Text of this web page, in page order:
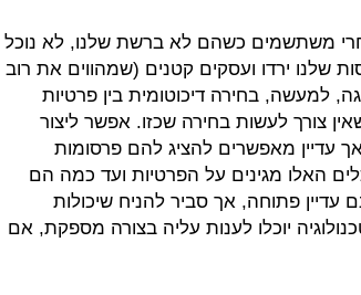
משתשמים כשהם לא ברשת שלנו, לא נוכל
שלנו ירדו ועסקים קטנים (שמהווים את רוב
למעשה, בחירה דיכוטומית בין פרטיות
צורך לעשות בחירה שכזו. אפשר ליצור
עדיין מאפשרים להציג להם פרסומות
האלו מגינים על הפרטיות ועד כמה הם
עדיין פתוחה, אך סביר להניח שיכולות
יוכלו לענות עליה בצורה מספקת, אם